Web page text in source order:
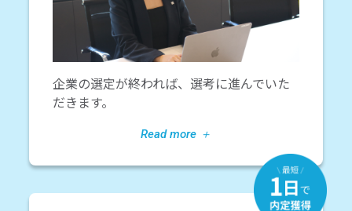
企業の選定が終われば、選考に進んでいた
だきます。